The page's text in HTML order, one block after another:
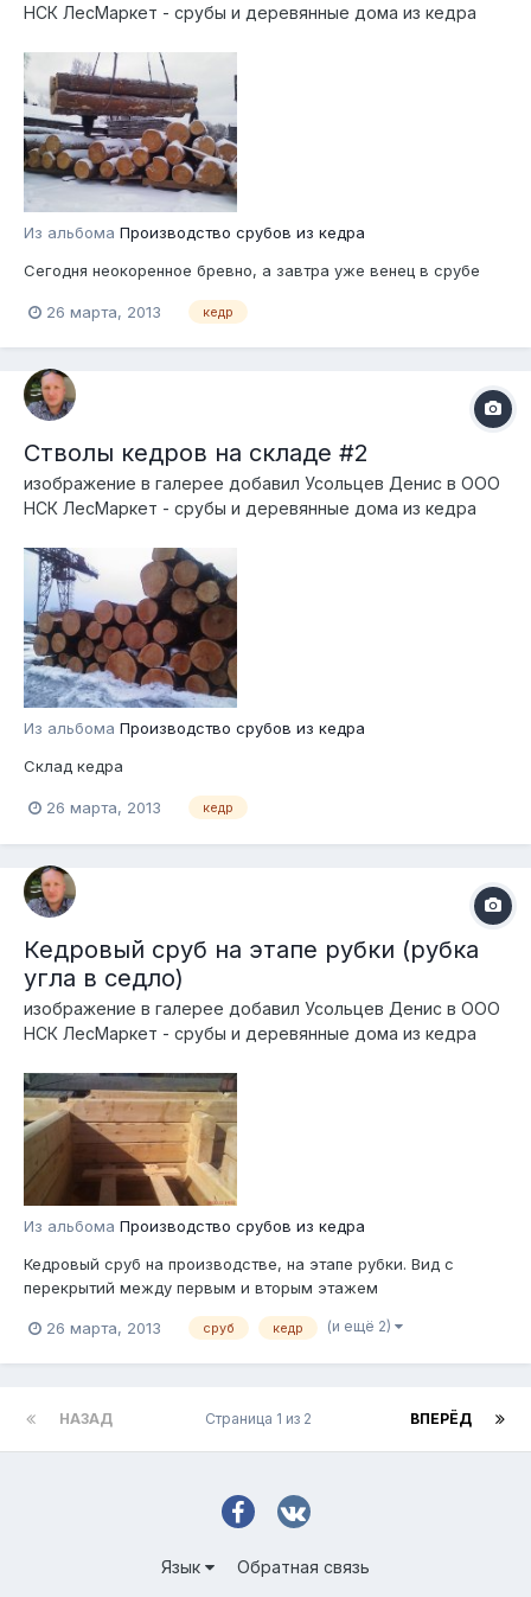
НСК ЛесМаркет - срубы и деревянные дома из кедра
Из альбома Производство срубов из кедра
Сегодня неокоренное бревно, а завтра уже венец в срубе
26 марта, 2013 кедр
Стволы кедров на складе #2
изображение в галерее добавил Усольцев Денис в ООО
НСК ЛесМаркет - срубы и деревянные дома из кедра
Из альбома Производство срубов из кедра
Склад кедра
26 марта, 2013 кедр
Кедровый сруб на этапе рубки (рубка
угла в седло)
изображение в галерее добавил Усольцев Денис в ООО
НСК ЛесМаркет - срубы и деревянные дома из кедра
Из альбома Производство срубов из кедра
Кедровый сруб на производстве, на этапе рубки. Вид с
перекрытий между первым и вторым этажем
26 марта, 2013 сруб кедр (и ещё 2)
НАЗАД ВПЕРЁД
Страница 1 из 2
Язык Обратная связь